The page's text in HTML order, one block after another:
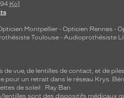
Ko]
Montpellier - Opticien Rennes -
Toulouse - Audioprothésiste
de vue, de lentilles de contact, et de
un retrait dans le réseau Krys.
de soleil : Ray Ban
lentilles sont des dispositifs médicaux